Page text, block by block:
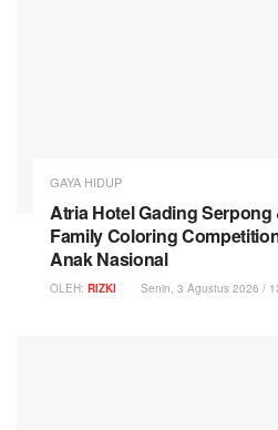
GAYA HIDUP
Atria Hotel Gading Serpong
Family Coloring
Anak Nasional
OLEH: RIZKI Senin, 3 Agustus 2026 /